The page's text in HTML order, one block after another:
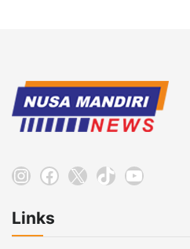
Instagram
Facebook
X TikTokYouTube
Links